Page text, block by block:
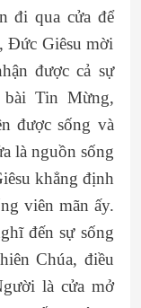
đi qua cửa để
Đức Giêsu mời
được cả sự
bài Tin Mừng,
được sống và
là nguồn sống
khẳng định
viên mãn ấy.
đến sự sống
Chúa, điều
là cửa mở